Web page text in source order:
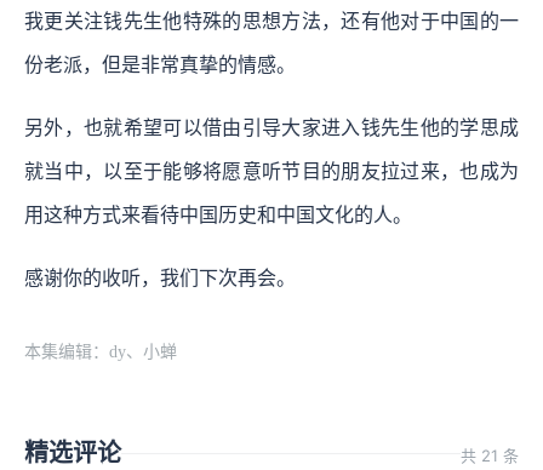
我更关注钱先生他特殊的思想方法，还有他对于中国的一
份老派，但是非常真挚的情感。
另外，也就希望可以借由引导大家进入钱先生他的学思成
就当中，以至于能够将愿意听节目的朋友拉过来，也成为
用这种方式来看待中国历史和中国文化的人。
感谢你的收听，我们下次再会。
本集编辑：dy、小蝉
精选评论 共 21 条